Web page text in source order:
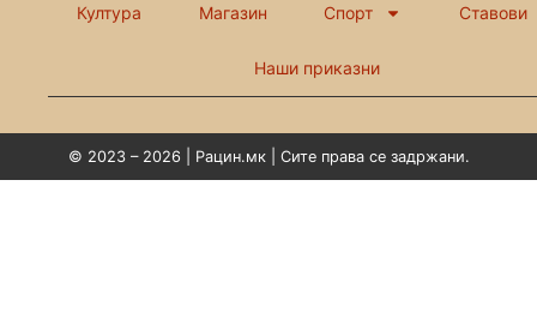
Култура Магазин Спорт Ставови
Наши приказни
© 2023 – 2026 | Рацин.мк | Сите права се задржани.